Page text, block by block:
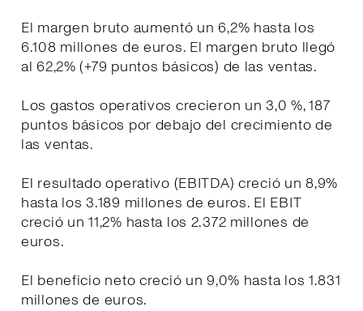
El margen bruto aumentó un 6,2% hasta los
6.108 millones de euros. El margen bruto llegó
al 62,2% (+79 puntos básicos) de las ventas.
Los gastos operativos crecieron un 3,0 %, 187
puntos básicos por debajo del crecimiento de
las ventas.
El resultado operativo (EBITDA) creció un 8,9%
hasta los 3.189 millones de euros. El EBIT
creció un 11,2% hasta los 2.372 millones de
euros.
El beneficio neto creció un 9,0% hasta los 1.831
millones de euros.